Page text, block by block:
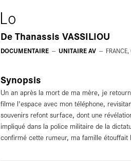
Lo
DeThanassis VASSILIOU
DOCUMENTAIRE UNITAIRE AV FRANCE,
Synopsis
Un an après la mort de ma mère, je
filme l'espace avec mon téléphone,
souvenirs refont surface, dont une
impliqué dans la police militaire de la
confirmé cette rumeur, ma famille étouffait